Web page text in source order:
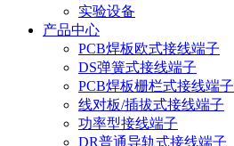
实验设备
产品中心
PCB焊板欧式接线端子
DS弹簧式接线端子
PCB焊板栅栏式接线端子
线对板/插拔式接线端子
功率型接线端子
DR普通导轨式接线端子